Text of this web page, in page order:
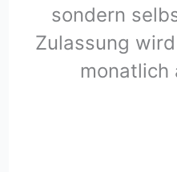
sondern
Zulassung
monatlich